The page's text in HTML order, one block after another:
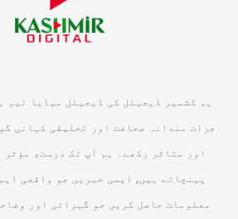
ہم کشمیر ڈیجیٹل کی ڈیجیٹل میڈیا ٹیم
جرات مندانہ صحافت اور تخلیقی کہانی
اور متاثر رکھے۔ ہم آپ تک درست، مؤثر
پہنچاتے ہیں, ایسی خبریں جو واقعی
معلومات حاصل کریں جو گہرائی اور